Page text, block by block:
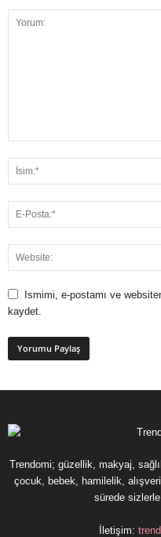
Ismimi, e-postamı ve
kaydet.
Trendomi; güzellik, makyaj,
çocuk, bebek, hamilelik,
sürede
İletişim: